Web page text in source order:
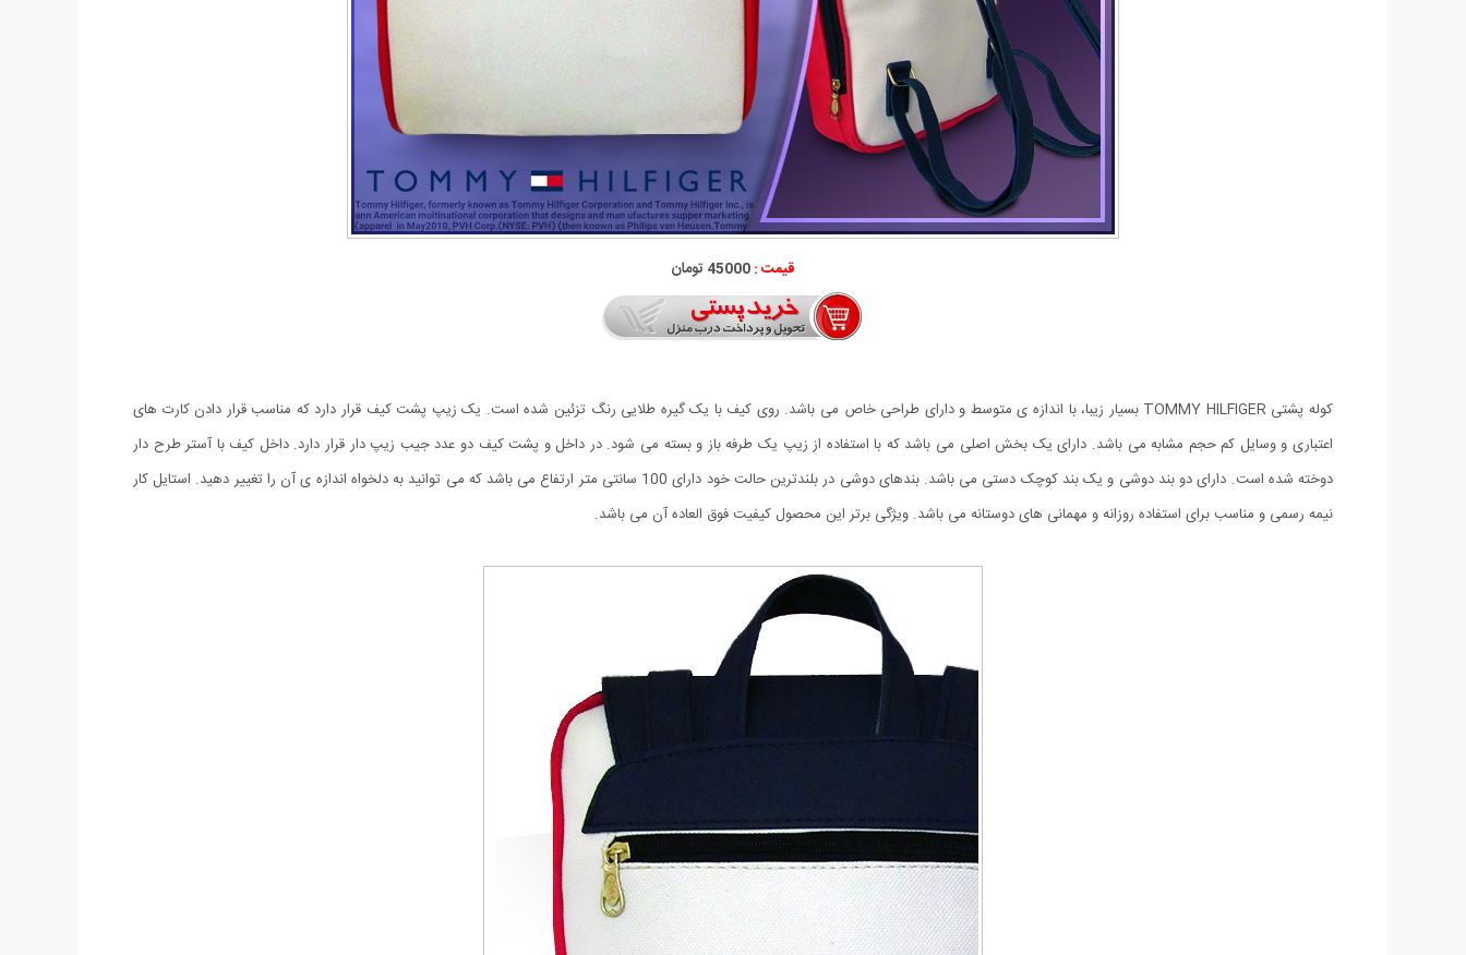
قیمت :45000 تومان
کوله پشتی TOMMY HILFIGER بسیار زیبا، با اندازه ی متوسط و دارای طراحی خاص می باشد. روی کیف با یک گیره طلایی رنگ تزئین شده است. یک زیپ پشت کیف قرار دارد که مناسب قرار دادن کارت های
اعتباری و وسایل کم حجم مشابه می باشد. دارای یک بخش اصلی می باشد که با استفاده از زیپ یک طرفه باز و بسته می شود. در داخل و پشت کیف دو عدد جیب زیپ دار قرار دارد. داخل کیف با آستر طرح دار
دوخته شده است. دارای دو بند دوشی و یک بند کوچک دستی می باشد. بندهای دوشی در بلندترین حالت خود دارای 100 سانتی متر ارتفاع می باشد که می توانید به دلخواه اندازه ی آن را تغییر دهید. استایل کار
نیمه رسمی و مناسب برای استفاده روزانه و مهمانی های دوستانه می باشد. ویژگی برتر این محصول کیفیت فوق العاده آن می باشد.